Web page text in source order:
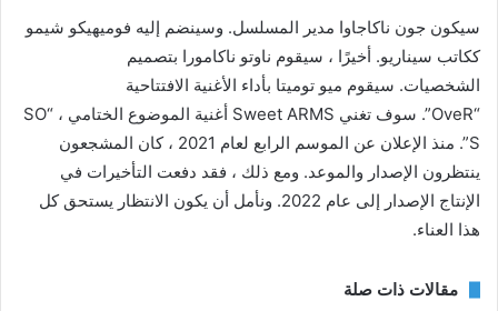
سيكون جون ناكاجاوا مدير المسلسل. وسينضم إليه فوميهيكو شيمو
ككاتب سيناريو. أخيرًا ، سيقوم ناوتو ناكامورا بتصميم
الشخصيات. سيقوم ميو توميتا بأداء الأغنية الافتتاحية
“OveR”. سوف تغني Sweet ARMS أغنية الموضوع الختامي ، “SO
S”. منذ الإعلان عن الموسم الرابع لعام 2021 ، كان المشجعون
ينتظرون الإصدار والموعد. ومع ذلك ، فقد دفعت التأخيرات في
الإنتاج الإصدار إلى عام 2022. ونأمل أن يكون الانتظار يستحق كل
هذا العناء.
مقالات ذات صلة